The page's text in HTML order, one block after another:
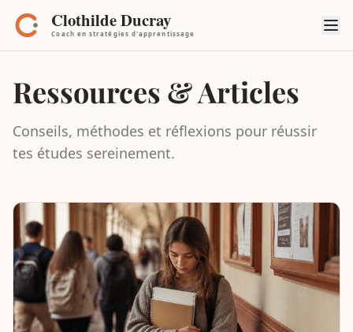
Ressources & Articles
Conseils, méthodes et réflexions pour réussir
tes études sereinement.